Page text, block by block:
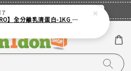
的專屬折扣券！ 立即登入
了
【ROYALPRO】全分離乳清蛋白-1KG -多口味任選｜可加購湯匙